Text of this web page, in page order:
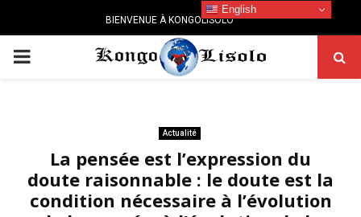
BIENVENUE À KONGOLISOLO
PRIMARY
Actualité
La pensée est l’expression du
doute raisonnable : le doute est la
condition nécessaire à l’évolution
English